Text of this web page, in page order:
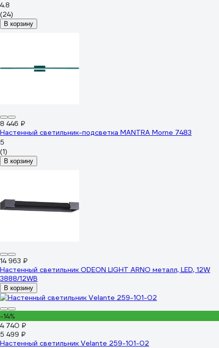
4.8
(24)
В корзину
8 446 ₽
Настенный светильник-подсветка MANTRA Morne 7483
5
(1)
В корзину
14 963 ₽
Настенный светильник ODEON LIGHT ARNO металл, LED, 12W
3888/12WB
В корзину
-14%
4 740 ₽
5 499 ₽
Настенный светильник Velante 259-101-02